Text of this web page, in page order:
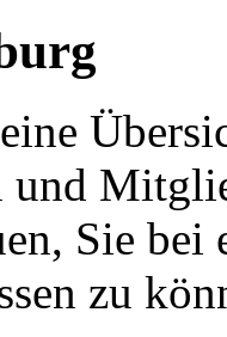
und
Sie
zu